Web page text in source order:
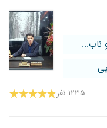
ناب...
۱۲۳۵ نفر